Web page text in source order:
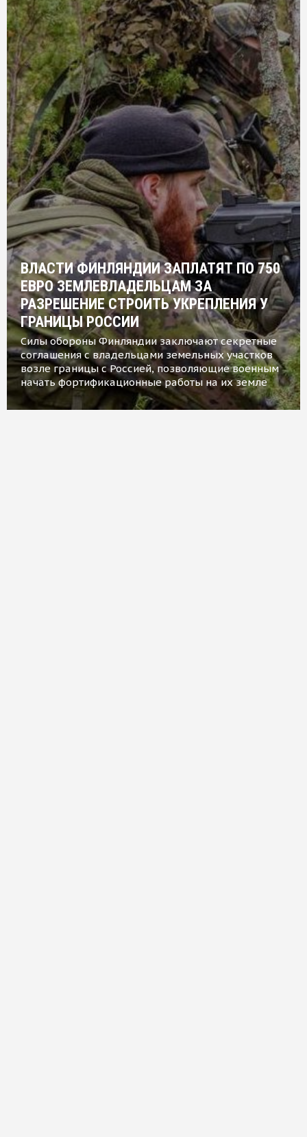
ВЛАСТИ ФИНЛЯНДИИ ЗАПЛАТЯТ ПО 750
ЕВРО ЗЕМЛЕВЛАДЕЛЬЦАМ ЗА
РАЗРЕШЕНИЕ СТРОИТЬ УКРЕПЛЕНИЯ У
ГРАНИЦЫ РОССИИ
Силы обороны Финляндии заключают секретные
соглашения с владельцами земельных участков
возле границы с Россией, позволяющие военным
начать фортификационные работы на их земле